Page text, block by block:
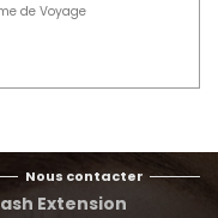
de Voyage
Nous contacter
Extension